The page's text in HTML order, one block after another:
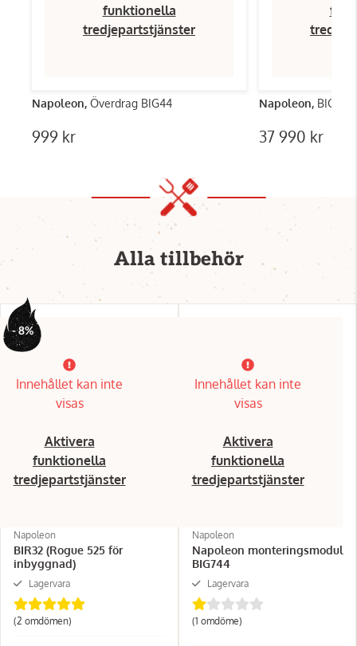
funktionella
tredjepartstjänster
Napoleon, Överdrag BIG44
999 kr
Napoleon, BIG44
37 990 kr
Alla tillbehör
- 8%
Innehållet kan inte
visas
Aktivera
funktionella
tredjepartstjänster
Napoleon
BIR32 (Rogue 525 för
inbyggnad)
Lagervara
(2 omdömen)
Innehållet kan inte
visas
Aktivera
funktionella
tredjepartstjänster
Napoleon
Napoleon monteringsmodul
BIG744
Lagervara
(1 omdöme)